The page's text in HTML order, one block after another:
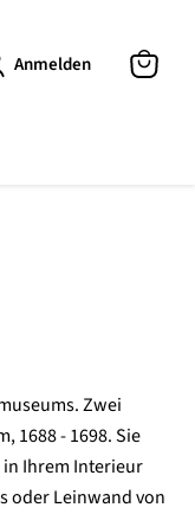
Anmelden
Zwei
1688 - 1698. Sie
Ihrem Interieur
oder Leinwand von